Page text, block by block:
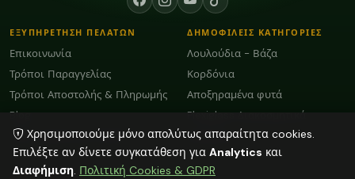
ΕΞΥΠΗΡΕΤΗΣΗ ΠΕΛΑΤΩΝ
Επικοινωνία
Τρόποι Παραγγελίας
Τρόποι Αποστολής & Πληρωμής
Blog
Όροι Χρήσης και GDPR
ΔΗΜΟΦΙΛΕΙΣ ΚΑΤΗΓΟΡΙΕΣ
Λουλούδια - Βάζα
Κορδόνια
Αποξηραμένα φυτά
Plexiglass Διακοσμητικά
Διάφορα
Χρησιμοποιούμε μόνο απολύτως απαραίτητα cookies.
Επιλέξτε αν δίνετε συγκατάθεση για Analytics και
Διαφήμιση. Πολιτική Cookies & GDPR